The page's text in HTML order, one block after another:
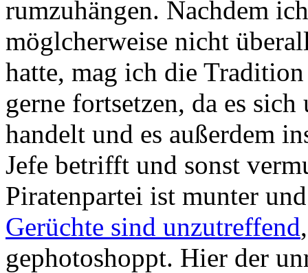
rumzuhängen. Nachdem
möglcherweise nicht
hatte, mag ich die
gerne fortsetzen, da es
handelt und es außerdem
Jefe betrifft und sonst
Piratenpartei ist munter
Gerüchte sind unzutreffend
gephotoshoppt. Hier der